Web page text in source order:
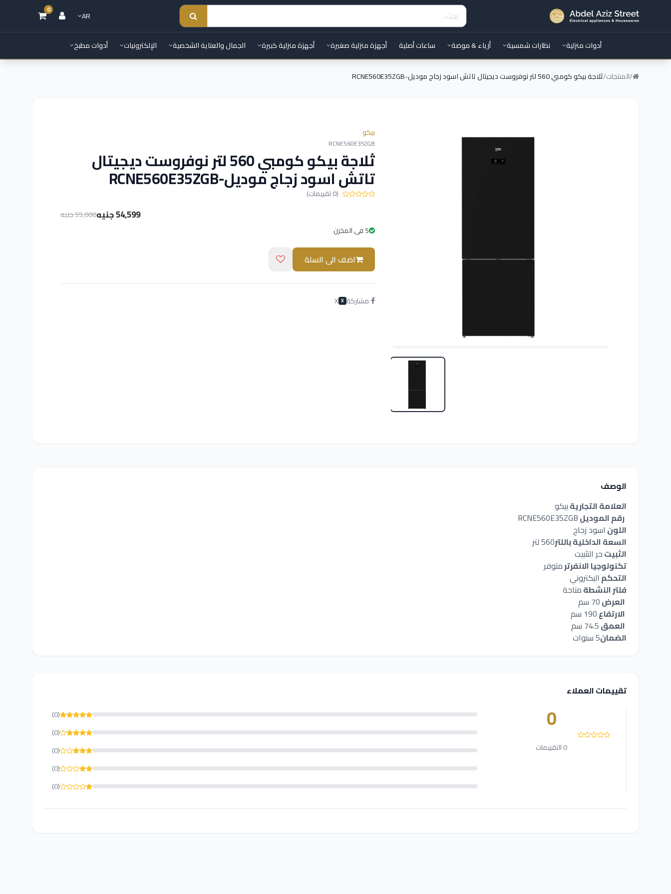
AR
0
أدوات منزلية نظارات شمسية أزياء & موضة ساعات أصلية أجهزة منزلية صغيرة أجهزة منزلية كبيرة الجمال والعناية الشخصية الإلكترونيات أدوات مطبخ
/المنتجات/ثلاجة بيكو كومبي 560 لتر نوفروست ديجيتال تاتش اسود زجاج موديل-RCNE560E35ZGB
بيكو
RCNE560E35ZGB
ثلاجة بيكو كومبي 560 لتر نوفروست ديجيتال
تاتش اسود زجاج موديل-RCNE560E35ZGB
(0 تقييمات)
54,599 جنيه 55,000 جنيه
5 فى المخزن
اضف الى السلة
مشاركة X
X
الوصف
العلامة التجاريةبيكو
رقم الموديلRCNE560E35ZGB
اللون اسود زجاج
السعة الداخلية باللتر560 لتر
الثبيتحر التثبيت
تكنولوجيا الانفرترمتوفر
التحكم اليكتروني
فلتر النشطةمتاحة
العرض70 سم
الارتفاع190 سم
العمق74.5 سم
الضمان5 سنوات
تقييمات العملاء
0
0 التقييمات
(0)
(0)
(0)
(0)
(0)